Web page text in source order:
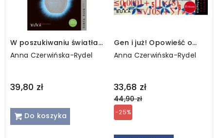
W poszukiwaniu światła.
Opowieść o Marii
Skłodowskiej-Curie
Anna Czerwińska-Rydel
39,80 zł
Do koszyka
Gen i już! Opowieść o
Stefanie Banachu / MP3
Anna Czerwińska-Rydel
33,68 zł
Regular
price
44,90 zł
-25%